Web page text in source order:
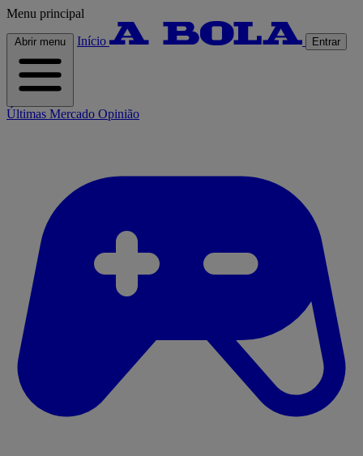
Menu principal
Abrir menu Início Entrar
Últimas Mercado Opinião